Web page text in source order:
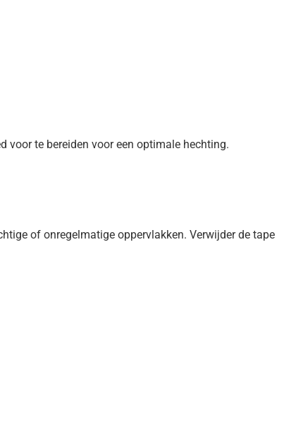
voor te bereiden voor een optimale hechting.
of onregelmatige oppervlakken. Verwijder de tape